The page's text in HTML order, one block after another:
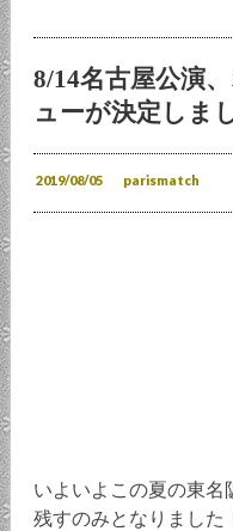
8/14名古屋公演
ューが決定しま
2019/08/05 parismatch
いよいよこの夏の東名
残すのみとなりました